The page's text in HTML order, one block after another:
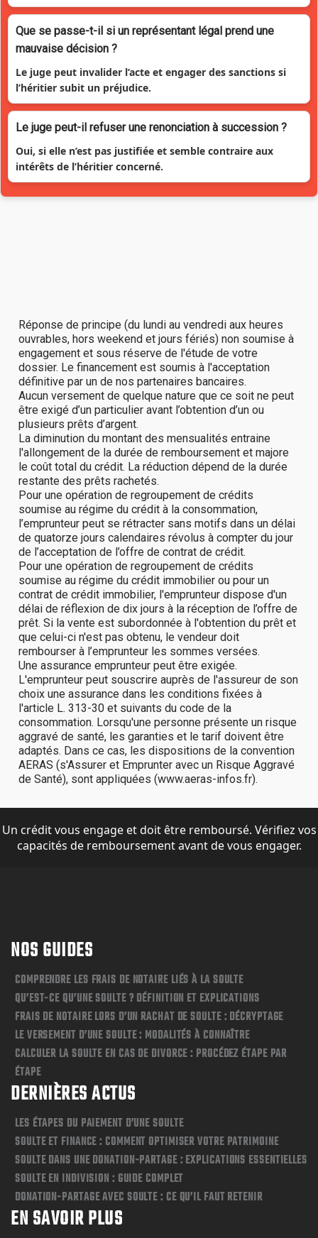
Que se passe-t-il si un représentant légal prend une
mauvaise décision ?
Le juge peut invalider l’acte et engager des sanctions si
l’héritier subit un préjudice.
Le juge peut-il refuser une renonciation à succession ?
Oui, si elle n’est pas justifiée et semble contraire aux
intérêts de l’héritier concerné.
Un crédit vous engage et doit être remboursé. Vérifiez vos
capacités de remboursement avant de vous engager.
NOS GUIDES
COMPRENDRE LES FRAIS DE NOTAIRE LIÉS À LA SOULTE
QU’EST-CE QU’UNE SOULTE ? DÉFINITION ET EXPLICATIONS
FRAIS DE NOTAIRE LORS D’UN RACHAT DE SOULTE : DÉCRYPTAGE
LE VERSEMENT D’UNE SOULTE : MODALITÉS À CONNAÎTRE
CALCULER LA SOULTE EN CAS DE DIVORCE : PROCÉDEZ ÉTAPE PAR
ÉTAPE
DERNIÈRES ACTUS
LES ÉTAPES DU PAIEMENT D’UNE SOULTE
SOULTE ET FINANCE : COMMENT OPTIMISER VOTRE PATRIMOINE
SOULTE DANS UNE DONATION-PARTAGE : EXPLICATIONS ESSENTIELLES
SOULTE EN INDIVISION : GUIDE COMPLET
DONATION-PARTAGE AVEC SOULTE : CE QU’IL FAUT RETENIR
EN SAVOIR PLUS